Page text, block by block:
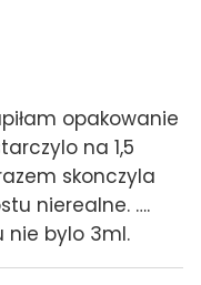
opakowanie
na 1,5
skonczyla
nierealne. ….
nie bylo 3ml.